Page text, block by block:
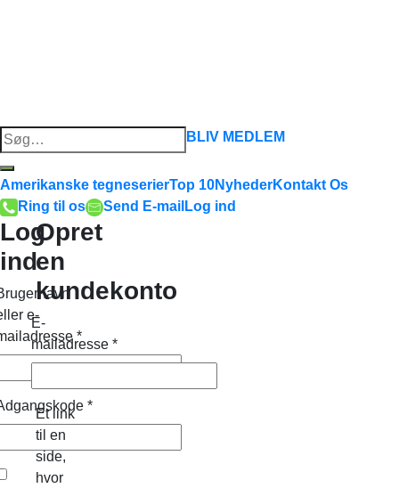
Søg
efter:
BLIV MEDLEM
Amerikanske tegneserierTop 10NyhederKontakt Os
Ring til os
Send E-mail Log ind
Log
ind
e-
*
*
Opret
en
kundekonto
E-
mailadresse *
Et link
til en
side,
hvor